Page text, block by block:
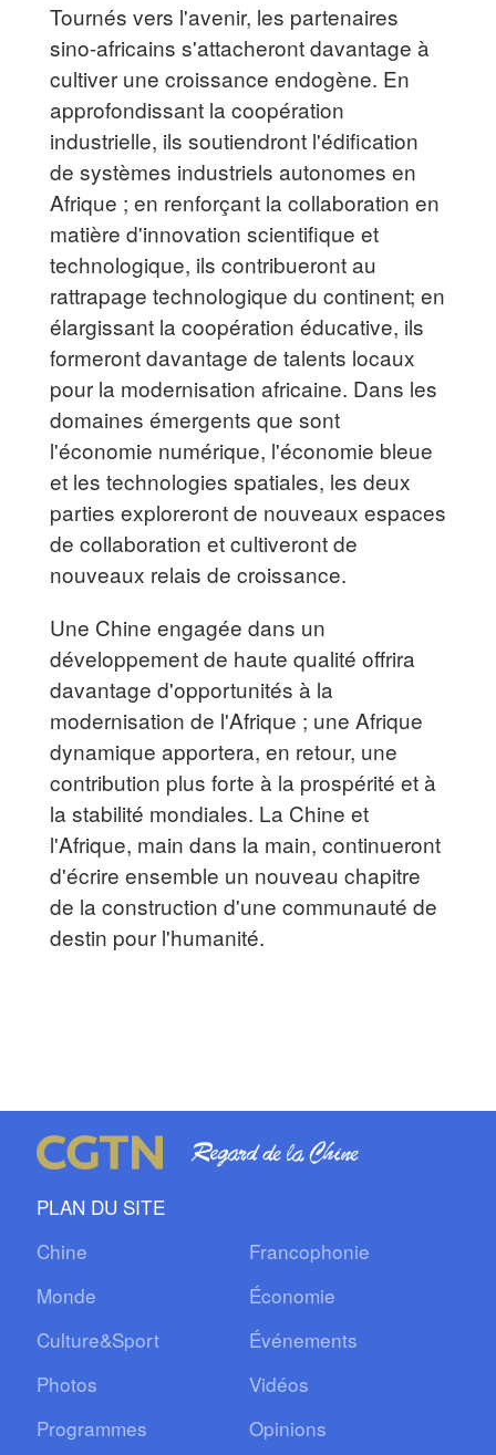
Tournés vers l'avenir, les partenaires
sino-africains s'attacheront davantage à
cultiver une croissance endogène. En
approfondissant la coopération
industrielle, ils soutiendront l'édification
de systèmes industriels autonomes en
Afrique ; en renforçant la collaboration en
matière d'innovation scientifique et
technologique, ils contribueront au
rattrapage technologique du continent; en
élargissant la coopération éducative, ils
formeront davantage de talents locaux
pour la modernisation africaine. Dans les
domaines émergents que sont
l'économie numérique, l'économie bleue
et les technologies spatiales, les deux
parties exploreront de nouveaux espaces
de collaboration et cultiveront de
nouveaux relais de croissance.
Une Chine engagée dans un
développement de haute qualité offrira
davantage d'opportunités à la
modernisation de l'Afrique ; une Afrique
dynamique apportera, en retour, une
contribution plus forte à la prospérité et à
la stabilité mondiales. La Chine et
l'Afrique, main dans la main, continueront
d'écrire ensemble un nouveau chapitre
de la construction d'une communauté de
destin pour l'humanité.
PLAN DU SITE
Chine
Francophonie
Monde
Économie
Culture&Sport
Événements
Photos
Vidéos
Programmes
Opinions